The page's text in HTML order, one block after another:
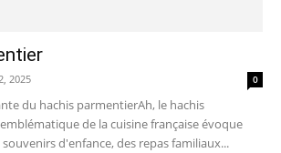
2025 0
du hachis parmentierAh, le hachis
de la cuisine française évoque
d'enfance, des repas familiaux...